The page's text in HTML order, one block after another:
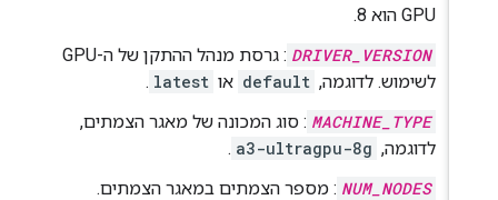
GPU הוא 8.
DRIVER_VERSION
: גרסת מנהל ההתקן של ה-GPU
לשימוש. לדוגמה, default או latest
.
MACHINE_TYPE : סוג המכונה של מאגר הצמתים,
לדוגמה, a3-ultragpu-8g
.
NUM_NODES : מספר הצמתים במאגר הצמתים.